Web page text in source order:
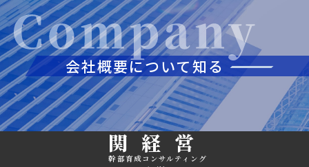
会社概要について知る
関経営
幹部育成コンサルティング